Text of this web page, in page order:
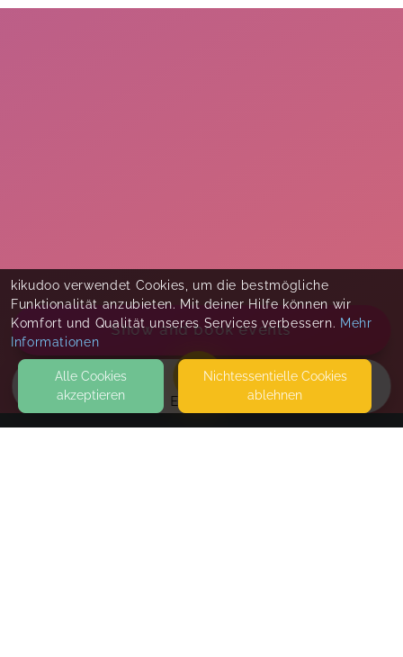
EVENTS
Show and book events
kikudoo verwendet Cookies, um die bestmögliche
Funktionalität anzubieten. Mit deiner Hilfe können wir
Komfort und Qualität unseres Services verbessern. Mehr
Informationen
Alle Cookies
akzeptieren
Nicht­essentielle Cookies
ablehnen